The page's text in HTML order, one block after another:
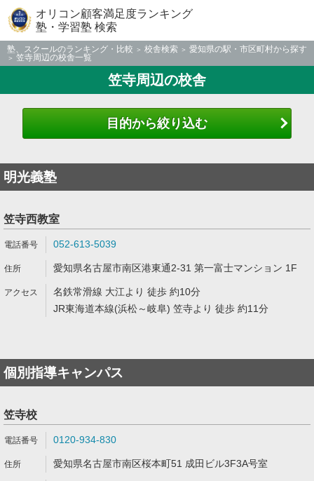
オリコン顧客満足度ランキング
塾・学習塾 検索
塾、スクールのランキング・比較 校舎検索
愛知県の駅・市区町村から探す
笠寺周辺の校舎一覧
笠寺周辺の校舎
目的から絞り込む
明光義塾
笠寺西教室
052-613-5039
愛知県名古屋市南区港東通2-31 第一富士マンション 1F
名鉄常滑線 大江より 徒歩 約10分
JR東海道本線(浜松～岐阜) 笠寺より 徒歩 約11分
個別指導キャンパス
笠寺校
0120-934-830
愛知県名古屋市南区桜本町51 成田ビル3F3A号室